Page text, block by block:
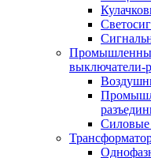
выключатели-
Силовые